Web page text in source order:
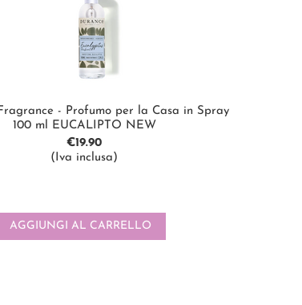
- Profumo per la Casa in Spray
100 ml EUCALIPTO NEW
€19.90
(Iva inclusa)
AGGIUNGI AL CARRELLO